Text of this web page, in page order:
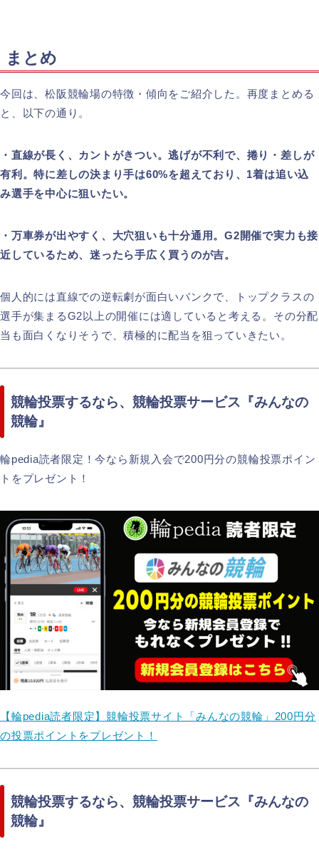
まとめ
今回は、松阪競輪場の特徴・傾向をご紹介した。再度まとめる
と、以下の通り。
・直線が長く、カントがきつい。逃げが不利で、捲り・差しが
有利。特に差しの決まり手は60%を超えており、1着は追い込
み選手を中心に狙いたい。
・万車券が出やすく、大穴狙いも十分通用。G2開催で実力も接
近しているため、迷ったら手広く買うのが吉。
個人的には直線での逆転劇が面白いバンクで、トップクラスの
選手が集まるG2以上の開催には適していると考える。その分配
当も面白くなりそうで、積極的に配当を狙っていきたい。
競輪投票するなら、競輪投票サービス『みんなの
競輪』
輪pedia読者限定！今なら新規入会で200円分の競輪投票ポイン
トをプレゼント！
【輪pedia読者限定】競輪投票サイト「みんなの競輪」200円分
の投票ポイントをプレゼント！
競輪投票するなら、競輪投票サービス『みんなの
競輪』